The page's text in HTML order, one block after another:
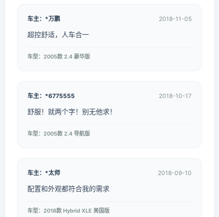
车主：*万鹏 2018-11-05
超控舒适，人车合一
车型：2005款 2.4 豪华版
车主：*6775555 2018-10-17
舒服！就两个字！别无他求！
车型：2005款 2.4 导航版
车主：*太师 2018-09-10
配置和外观都符合我的需求
车型：2018款 Hybrid XLE 美国版